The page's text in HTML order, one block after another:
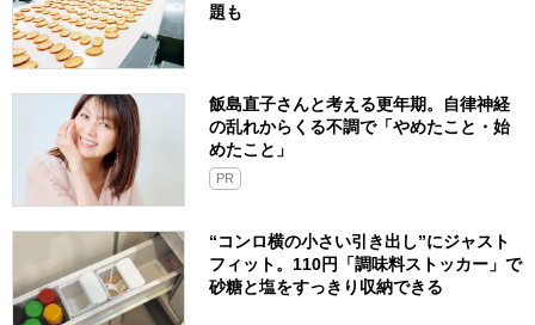
題も
飯島直子さんと考える更年期。自律神経
の乱れからくる不調で「やめたこと・始
めたこと」
PR
“コンロ横の小さい引き出し”にジャスト
フィット。110円「調味料ストッカー」で
砂糖と塩をすっきり収納できる